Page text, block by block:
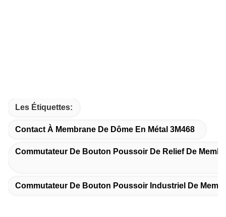
Les Étiquettes:
Contact À Membrane De Dôme En Métal 3M468
Commutateur De Bouton Poussoir De Relief De
Commutateur De Bouton Poussoir Industriel De